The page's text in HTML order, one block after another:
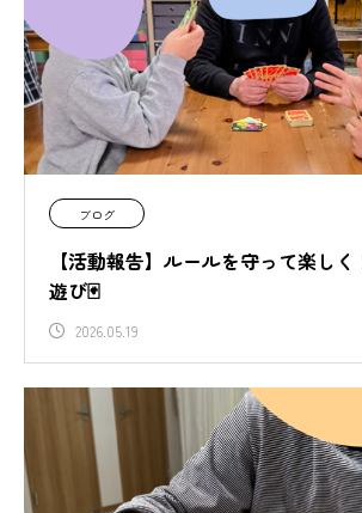
ブログ
【活動報告】ルールを守って楽し
遊び🃏
2026.05.19